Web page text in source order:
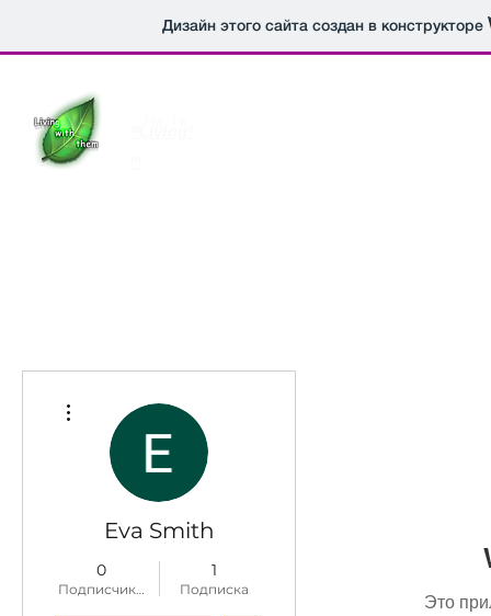
Дизайн этого сайта создан в конструкторе
Это
Eva Smith
0
Подписчиков
1
Подписка